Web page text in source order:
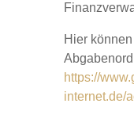
Hier
https://
internet.de/